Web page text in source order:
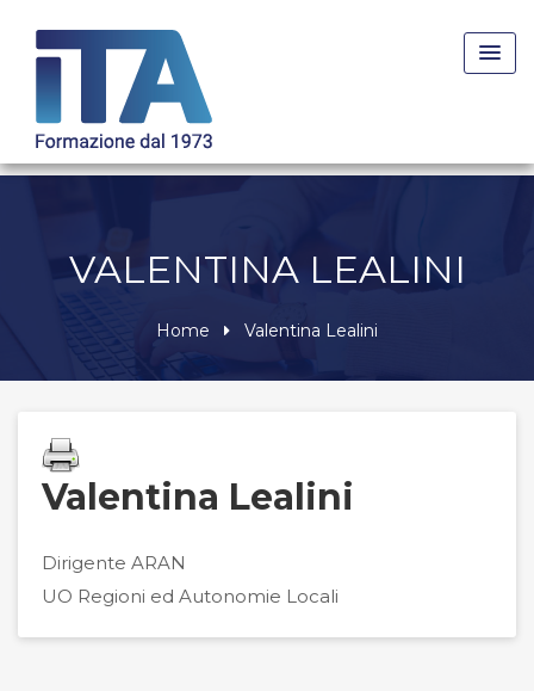
VALENTINA LEALINI
Home Valentina Lealini
Valentina Lealini
Dirigente ARAN
UO Regioni ed Autonomie Locali